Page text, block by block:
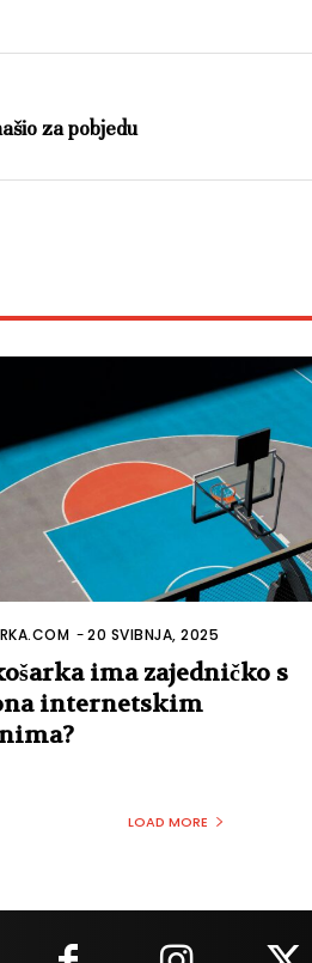
za pobjedu
-20 SVIBNJA, 2025
ima zajedničko s
internetskim
LOAD MORE